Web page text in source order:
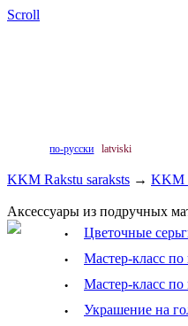
Scroll
по-русски latviski
KKM Rakstu saraksts → KKM
Аксессуары из подручных
· Цветочные
· Mастер-класс
· Мастер-класс
· Украшение на